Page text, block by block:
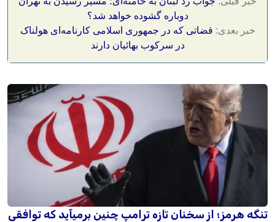
دوباره گشوده خواهد شد؟
خبر بعدی: قضاتی که در جمهوری اسلامی کارنامه‌ای هولناک
در سرکوب بهائیان دارند
تنگه هرمز؛ از سخنان تازه ترامپ چنین برمیآید که توافقی